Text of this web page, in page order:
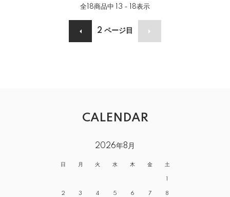
全 18商品中 13 - 18表示
2 ページ目
CALENDAR
2026年8月
日 月 火 水 木 金 土
1
2 3 4 5 6 7 8